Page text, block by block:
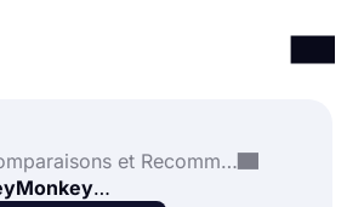
Comparaisons et Recommandations
Jotform vs. SurveyMonkey: Quel outil est supérieur?